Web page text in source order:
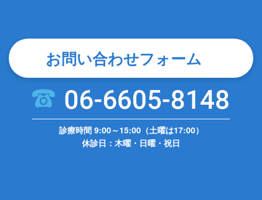
お問い合わせフォーム
診療時間 9:00～15:00（土曜は17:00）
休診日：木曜・日曜・祝日